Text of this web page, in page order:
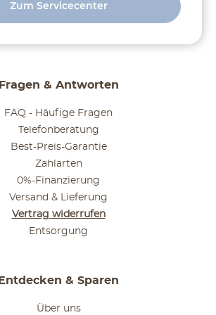
Fragen & Antworten
FAQ - Häufige Fragen
Telefonberatung
Best-Preis-Garantie
Zahlarten
0%-Finanzierung
Versand & Lieferung
Vertrag widerrufen
Entsorgung
Entdecken & Sparen
Über uns
Zum Servicecenter